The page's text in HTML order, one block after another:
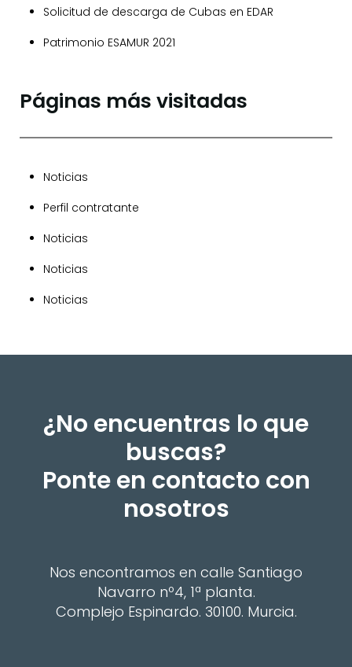
Solicitud de descarga de Cubas en EDAR
Patrimonio ESAMUR 2021
Páginas más visitadas
Noticias
Perfil contratante
Noticias
Noticias
Noticias
¿No encuentras lo que
buscas?
Ponte en contacto con
nosotros
Nos encontramos en calle Santiago
Navarro nº4, 1ª planta.
Complejo Espinardo. 30100. Murcia.